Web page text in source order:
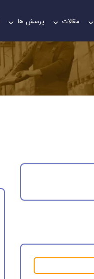
مقالات پرسش ها